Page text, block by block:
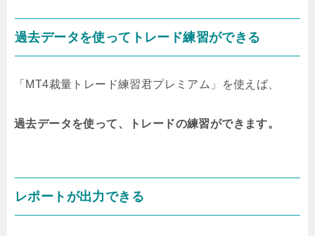
過去データを使ってトレード練習ができる
「MT4裁量トレード練習君プレミアム」を使えば、
過去データを使って、トレードの練習ができます。
レポートが出力できる